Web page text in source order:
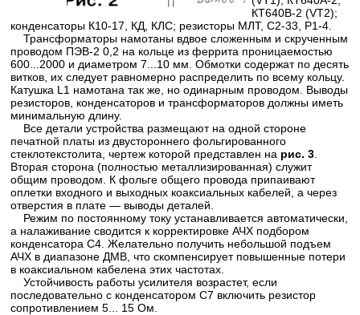
КТ640В-2 (VT2);
конденсаторы К10-17, КД, КЛС; резисторы МЛТ, С2-33, Р1-4.
Трансформаторы намотаны вдвое сложенным и скрученным
проводом ПЭВ-2 0,2 на кольце из феррита проницаемостью
600...2000 и диаметром 7...10 мм. Обмотки содержат по десять
витков, их следует равномерно распределить по всему кольцу.
Катушка L1 намотана так же, но одинарным проводом. Выводы
резисторов, конденсаторов и трансформаторов должны иметь
минимальную длину.
Все детали устройства размещают на одной стороне
печатной платы из двустороннего фольгированного
стеклотекстолита, чертеж которой представлен на рис. 3
Вторая сторона (полностью металлизированная) служит
общим проводом. К фольге общего провода припаивают
оплетки входного и выходных коаксиальных кабелей, а через
отверстия в плате — выводы деталей.
Режим по постоянному току устанавливается автоматически,
а налаживание сводится к корректировке АЧХ подбором
конденсатора С4. Желательно получить небольшой подъем
АЧХ в диапазоне ДМВ, что скомпенсирует повышенные потери
в коаксиальном кабелена этих частотах.
Устойчивость работы усилителя возрастет, если
последовательно с конденсатором C7 включить резистор
сопротивлением 5... 15 Ом.